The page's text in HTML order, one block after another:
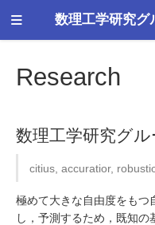
数理工学研究グ
Research
数理工学研究グ
citius, accuratior,
極めて大きな自由度をもつ
し，予測するため，既知